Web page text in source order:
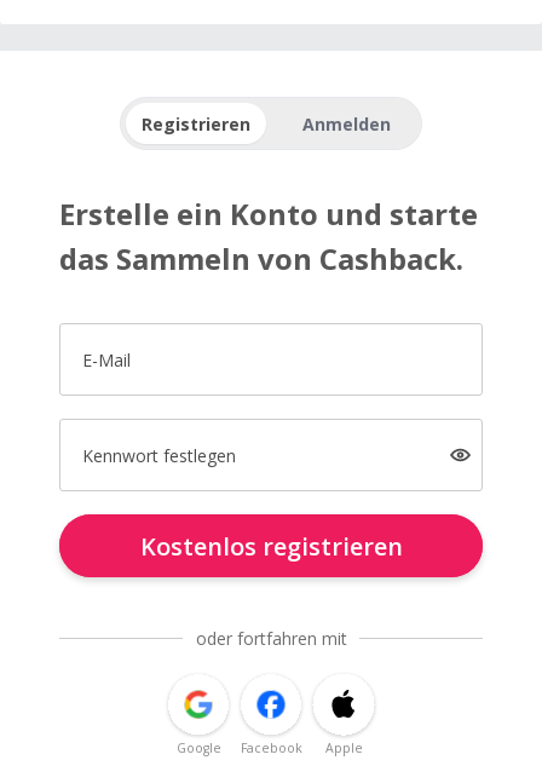
Registrieren Anmelden
Erstelle ein Konto und starte
das Sammeln von Cashback.
E-Mail
Kennwort festlegen
Kostenlos registrieren
oder fortfahren mit
Google Facebook Apple